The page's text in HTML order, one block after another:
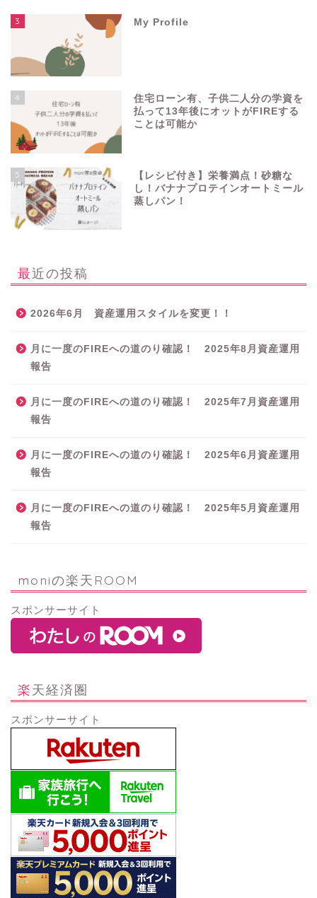
3 My Profile
4
住宅ローン有、子供二人分の学資を
払って13年後にオットがFIREする
ことは可能か
5
【レシピ付き】栄養満点！砂糖な
し！バナナプロテインオートミール
蒸しパン！
最近の投稿
2026年6月 資産運用スタイルを変更！！
月に一度のFIREへの道のり確認！ 2025年8月資産運用
報告
月に一度のFIREへの道のり確認！ 2025年7月資産運用
報告
月に一度のFIREへの道のり確認！ 2025年6月資産運用
報告
月に一度のFIREへの道のり確認！ 2025年5月資産運用
報告
moniの楽天ROOM
スポンサーサイト
楽天経済圏
スポンサーサイト